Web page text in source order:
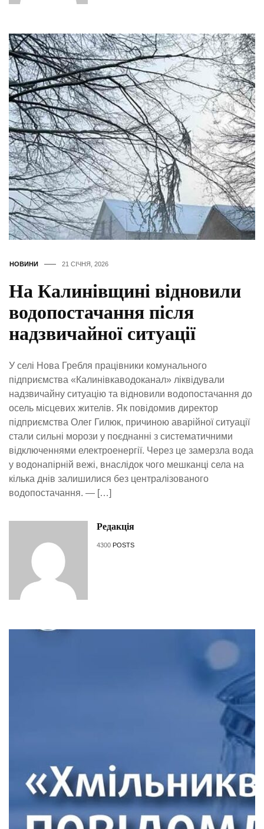
НОВИНИ 21 СІЧНЯ, 2026
На Калинівщині відновили
водопостачання після
надзвичайної ситуації
У селі Нова Гребля працівники комунального
підприємства «Калинівкаводоканал» ліквідували
надзвичайну ситуацію та відновили водопостачання до
осель місцевих жителів. Як повідомив директор
підприємства Олег Гилюк, причиною аварійної ситуації
стали сильні морози у поєднанні з систематичними
відключеннями електроенергії. Через це замерзла вода
у водонапірній вежі, внаслідок чого мешканці села на
кілька днів залишилися без централізованого
водопостачання. — […]
Редакція
4300 POSTS